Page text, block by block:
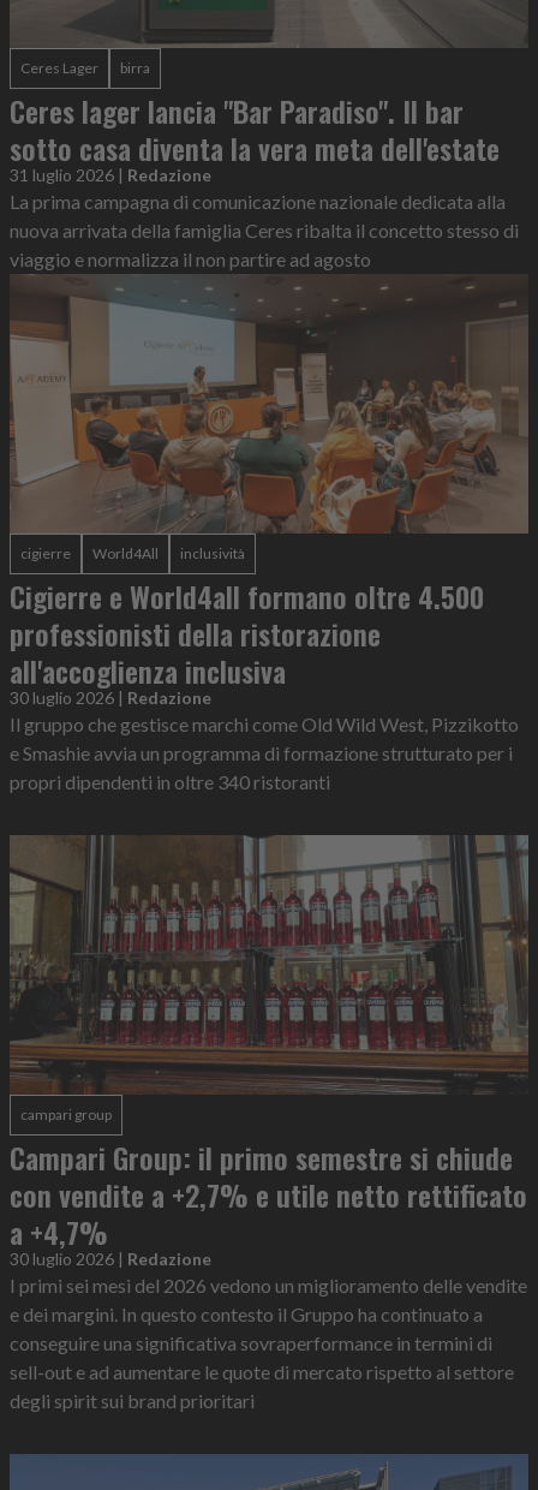
Ceres Lager birra
Ceres lager lancia "Bar Paradiso". Il bar
sotto casa diventa la vera meta dell'estate
31 luglio 2026 | Redazione
La prima campagna di comunicazione nazionale dedicata alla
nuova arrivata della famiglia Ceres ribalta il concetto stesso di
viaggio e normalizza il non partire ad agosto
cigierre World4All inclusività
Cigierre e World4all formano oltre 4.500
professionisti della ristorazione
all'accoglienza inclusiva
30 luglio 2026 | Redazione
Il gruppo che gestisce marchi come Old Wild West, Pizzikotto
e Smashie avvia un programma di formazione strutturato per i
propri dipendenti in oltre 340 ristoranti
campari group
Campari Group: il primo semestre si chiude
con vendite a +2,7% e utile netto rettificato
a +4,7%
30 luglio 2026 | Redazione
I primi sei mesi del 2026 vedono un miglioramento delle vendite
e dei margini. In questo contesto il Gruppo ha continuato a
conseguire una significativa sovraperformance in termini di
sell-out e ad aumentare le quote di mercato rispetto al settore
degli spirit sui brand prioritari